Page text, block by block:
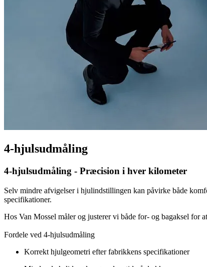
4-hjulsudmåling
4-hjulsudmåling - Præcision i hver kilometer
Selv mindre afvigelser i hjulindstillingen kan påvirke både
specifikationer.
Hos Van Mossel måler og justerer vi både for- og bagaksel for
Fordele ved 4-hjulsudmåling
Korrekt hjulgeometri efter fabrikkens specifikationer